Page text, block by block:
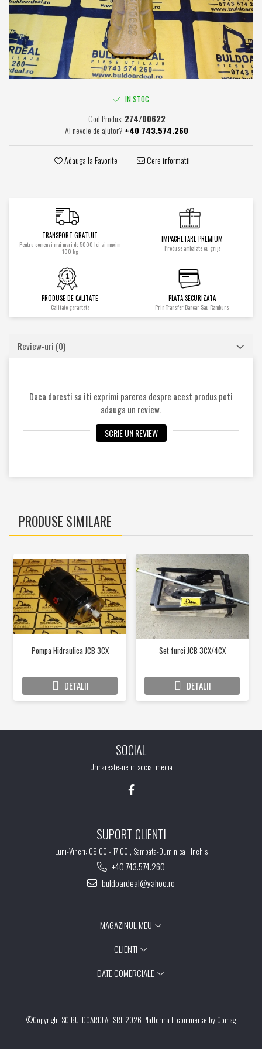
Caroserie / Cabina
Garnituri
Simeringuri
Piese axe / punti
Role
Stelute / Sprocket
Piese hidraulice
Pompe hidraulice
Diverse
Accesorii
Piese rotire / Brate
Sistem franare
Altele
IN STOC
Cod Produs: 274/00622
Ai nevoie de ajutor? +40 743.574.260
Adauga la Favorite Cere informatii
TRANSPORT GRATUIT
Pentru comenzi mai mari de 5000 lei si maxim
100 kg
IMPACHETARE PREMIUM
Produse ambalate cu grija
PRODUSE DE CALITATE
Calitate garantata
PLATA SECURIZATA
Prin Transfer Bancar Sau Ramburs
Review-uri (0)
Daca doresti sa iti exprimi parerea despre acest produs poti
adauga un review.
SCRIE UN REVIEW
PRODUSE SIMILARE
Pompa Hidraulica JCB 3CX
DETALII
Set furci JCB 3CX/4CX
DETALII
SOCIAL
Urmareste-ne in social media
SUPORT CLIENTI
Luni-Vineri: 09:00 - 17:00 , Sambata-Duminica : Inchis
+40 743.574.260
buldoardeal@yahoo.ro
MAGAZINUL MEU
CLIENTI
DATE COMERCIALE
©Copyright SC BULDOARDEAL SRL 2026 Platforma E-commerce by Gomag